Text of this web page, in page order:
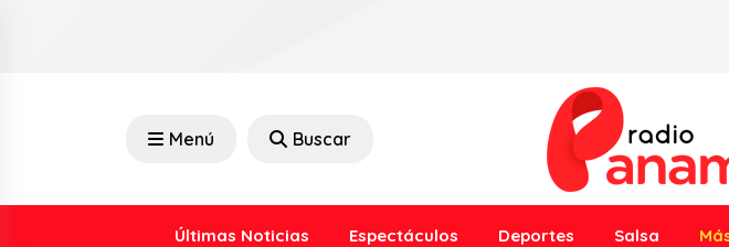
Menú Buscar
Últimas Noticias Espectáculos Deportes Salsa